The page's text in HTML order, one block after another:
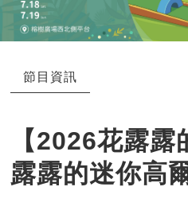
節目資訊
【2026花露
露露的迷你高